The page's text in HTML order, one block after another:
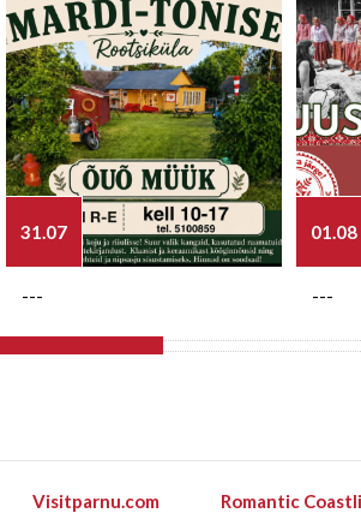
31.07
---
01.08
---
Visitparnu.com Romantic